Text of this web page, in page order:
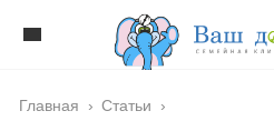
Главная › Статьи ›